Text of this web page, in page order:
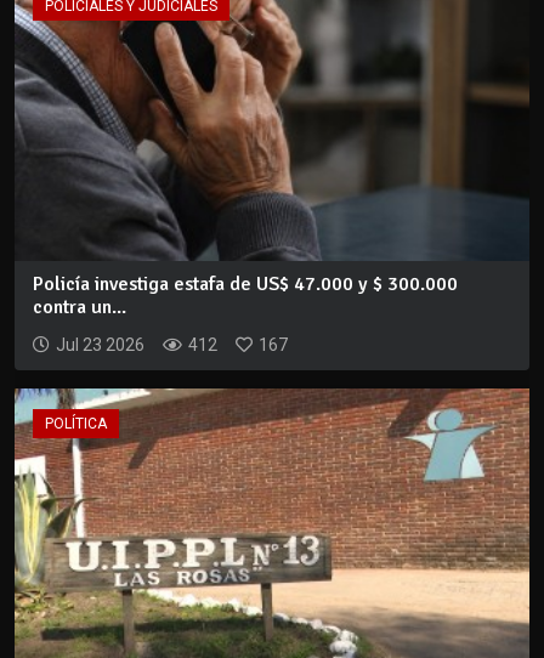
POLICIALES Y JUDICIALES
Policía investiga estafa de US$ 47.000 y $ 300.000
contra un...
Jul 23 2026 412 167
POLÍTICA